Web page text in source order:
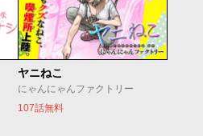
ヤニねこ
にゃんにゃんファクトリー
107話無料